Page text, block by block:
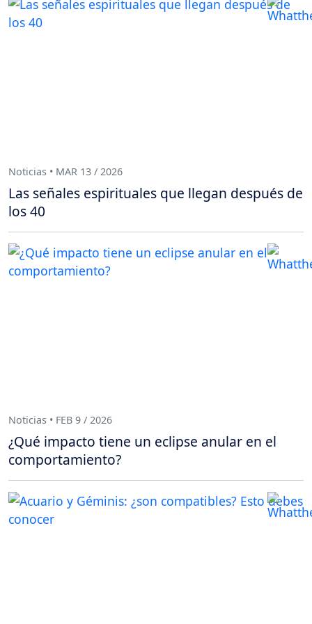
Noticias • MAR 13 / 2026
Las señales espirituales que llegan después de
los 40
Noticias • FEB 9 / 2026
¿Qué impacto tiene un eclipse anular en el
comportamiento?